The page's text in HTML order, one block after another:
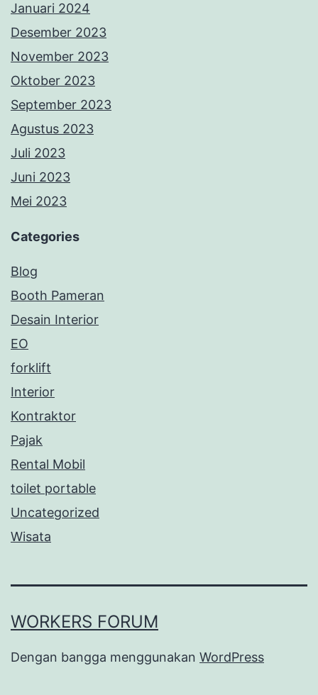
Januari 2024
Desember 2023
November 2023
Oktober 2023
September 2023
Agustus 2023
Juli 2023
Juni 2023
Mei 2023
Categories
Blog
Booth Pameran
Desain Interior
EO
forklift
Interior
Kontraktor
Pajak
Rental Mobil
toilet portable
Uncategorized
Wisata
WORKERS FORUM
Dengan bangga menggunakan WordPress